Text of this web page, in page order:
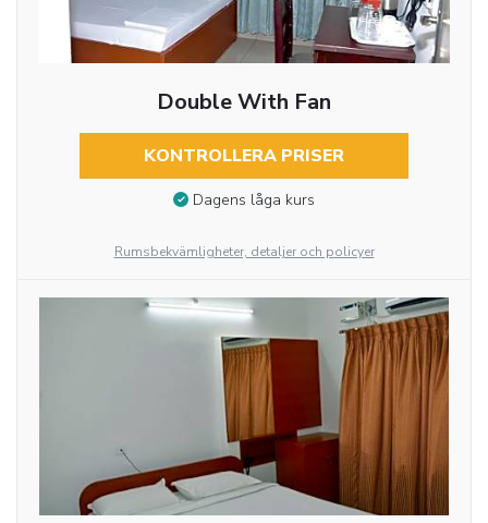
Double With Fan
KONTROLLERA PRISER
Dagens låga kurs
Rumsbekvämligheter, detaljer och policyer